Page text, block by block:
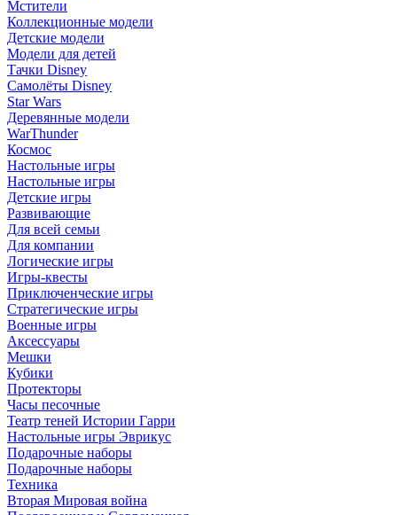
Мстители
Коллекционные модели
Детские модели
Модели для детей
Тачки Disney
Самолёты Disney
Star Wars
Деревянные модели
WarThunder
Космос
Настольные игры
Настольные игры
Детские игры
Развивающие
Для всей семьи
Для компании
Логические игры
Игры-квесты
Приключенческие игры
Стратегические игры
Военные игры
Аксессуары
Мешки
Кубики
Протекторы
Часы песочные
Театр теней Истории Гарри
Настольные игры Эврикус
Подарочные наборы
Подарочные наборы
Техника
Вторая Мировая война